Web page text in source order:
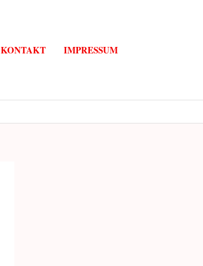
KONTAKT IMPRESSUM